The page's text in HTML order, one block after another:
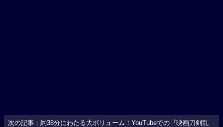
次の記事：約38分にわたる大ボリューム！YouTubeでの『映画刀剣乱